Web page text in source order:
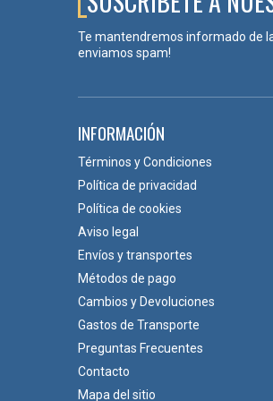
Te mantendremos informado de
enviamos spam!
INFORMACIÓN
Términos y Condiciones
Política de privacidad
Política de cookies
Aviso legal
Envíos y transportes
Métodos de pago
Cambios y Devoluciones
Gastos de Transporte
Preguntas Frecuentes
Contacto
Mapa del sitio